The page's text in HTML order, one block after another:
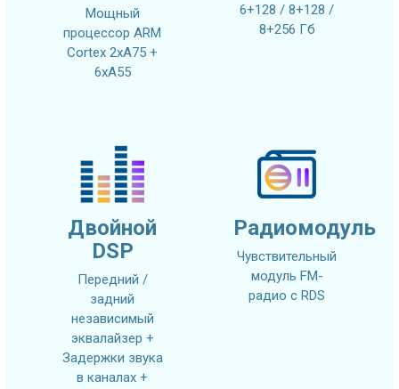
Мощный
процессор ARM
Cortex 2xA75 +
6xA55
6+128 / 8+128 /
8+256 Гб
Двойной
DSP
Передний /
задний
независимый
эквалайзер +
Задержки звука
в каналах +
Радиомодуль
Чувствительный
модуль FM-
радио с RDS